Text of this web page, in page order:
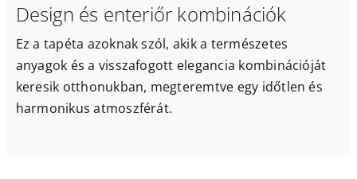
Design és enteriőr kombinációk
Ez a tapéta azoknak szól, akik a természetes
anyagok és a visszafogott elegancia kombinációját
keresik otthonukban, megteremtve egy időtlen és
harmonikus atmoszférát.